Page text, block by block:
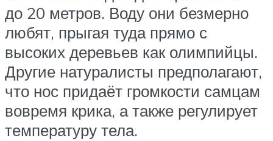
до 20 метров. Воду они безмерно
любят, прыгая туда прямо с
высоких деревьев как олимпийцы.
Другие натуралисты предполагают,
что нос придаёт громкости самцам
вовремя крика, а также регулирует
температуру тела.